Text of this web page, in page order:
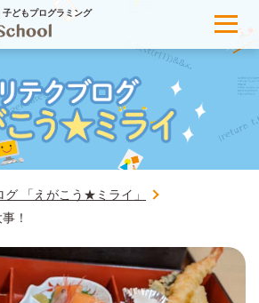
どもプログラミング
グ 「えがこう★ミライ」
！